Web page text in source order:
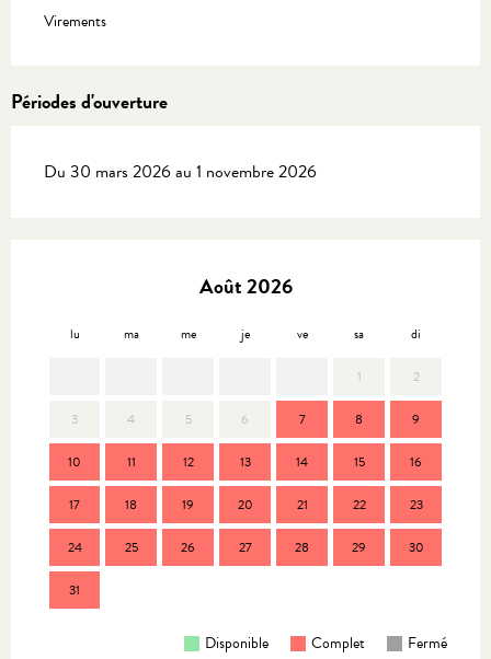
Virements
Périodes d'ouverture
Du 30 mars 2026 au 1 novembre 2026
Août 2026
lu ma me je ve sa di
1 2
3 4 5 6 7 8 9
10 11 12 13 14 15 16
17 18 19 20 21 22 23
24 25 26 27 28 29 30
31
Disponible Complet Fermé